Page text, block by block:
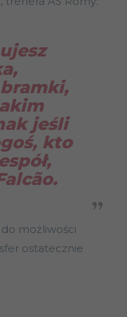
jeśli
kto
możliwości
ostatecznie